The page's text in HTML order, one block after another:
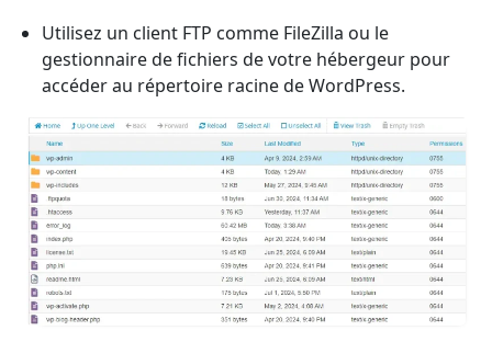
Utilisez un client FTP comme FileZilla ou le
gestionnaire de fichiers de votre hébergeur pour
accéder au répertoire racine de WordPress.